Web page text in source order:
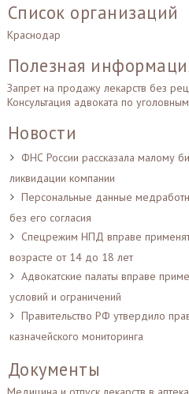
Список организаций
Краснодар
Полезная
Запрет на продажу лекарств без
Консультация адвоката по
Новости
ФНС России рассказала малому
ликвидации компании
Персональные данные
без его согласия
Спецрежим НПД вправе
возрасте от 14 до 18 лет
Адвокатские палаты вправе
условий и ограничений
Правительство РФ утвердило
казначейского мониторинга
Документы